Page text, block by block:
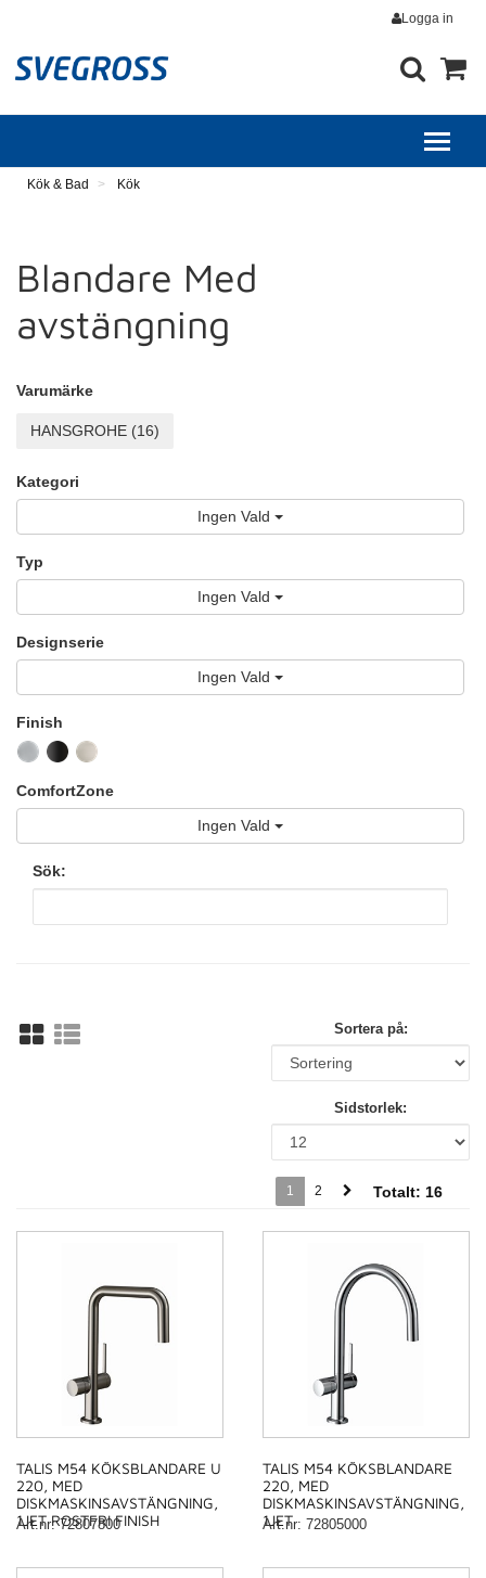
Logga in
Kök & Bad Kök
Blandare Med
avstängning
Varumärke
Kategori
Ingen Vald
Typ
Ingen Vald
Designserie
Ingen Vald
Finish
ComfortZone
Ingen Vald
Sök:
Sortera på:
Sidstorlek:
1 2 Totalt: 16
TALIS M54 KÖKSBLANDARE U
220, MED
DISKMASKINSAVSTÄNGNING,
1JET ROSTFRI FINISH
Art.nr:72807800
TALIS M54 KÖKSBLANDARE
220, MED
DISKMASKINSAVSTÄNGNING,
1JET
Art.nr: 72805000